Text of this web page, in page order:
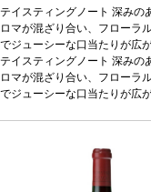
テイスティングノート 深みの
ロマが混ざり合い、フローラ
でジューシーな口当たりが広
ロー 73%、カベルネ・フラン
切れの場合、在庫があり価格
ます、ご了承ください。
テイスティングノート 深みの
ロマが混ざり合い、フローラ
でジューシーな口当たりが広